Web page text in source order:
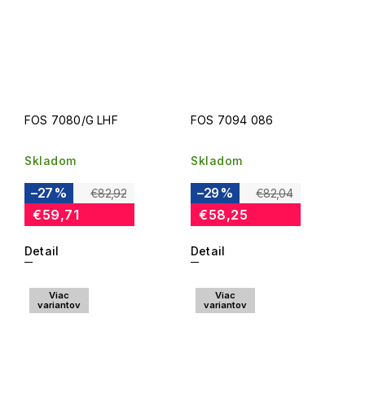
FOS 7080/G LHF
Skladom
€82,92
–27 %
€59,71
Detail
FOS 7094 086
Skladom
€82,04
–29 %
€58,25
Detail
Viac
variantov
Viac
variantov